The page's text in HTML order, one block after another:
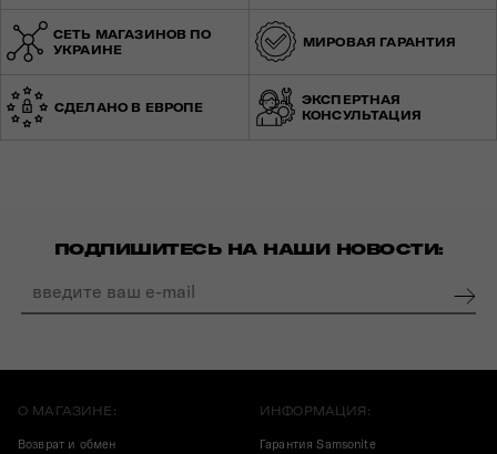
СЕТЬ МАГАЗИНОВ ПО
УКРАИНЕ
МИРОВАЯ ГАРАНТИЯ
СДЕЛАНО В ЕВРОПЕ
ЭКСПЕРТНАЯ
КОНСУЛЬТАЦИЯ
ПОДПИШИТЕСЬ НА НАШИ НОВОСТИ:
О МАГАЗИНЕ:
Возврат и обмен
ИНФОРМАЦИЯ:
Гарантия Samsonite